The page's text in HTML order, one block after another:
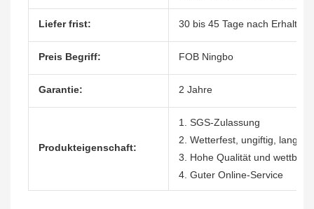
Liefer frist: 30 bis 45 Tage nach Erhalt
Preis Begriff: FOB Ningbo
Garantie: 2 Jahre
Produkteigenschaft:
1. SGS-Zulassung
2. Wetterfest, ungiftig,
3. Hohe Qualität und
4. Guter Online-Service